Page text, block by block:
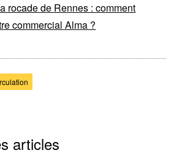
rocade de Rennes : comment
commercial Alma ?
articles